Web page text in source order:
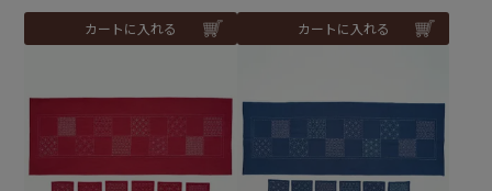
カートに入れる カートに入れる